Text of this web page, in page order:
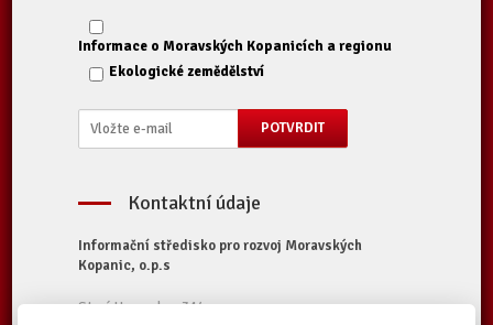
Informace o Moravských Kopanicích a regionu
Ekologické zemědělství
Kontaktní údaje
Informační středisko pro rozvoj Moravských
Kopanic, o.p.s
Starý Hrozenkov 314